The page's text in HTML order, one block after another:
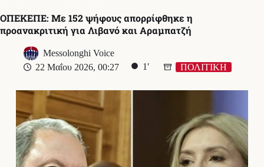
ΟΠΕΚΕΠΕ: Με 152 ψήφους απορρίφθηκε η
προανακριτική για Λιβανό και Αραμπατζή
Messolonghi Voice
22 Μαΐου 2026, 00:27
1′ ΠΟΛΙΤΙΚΗ